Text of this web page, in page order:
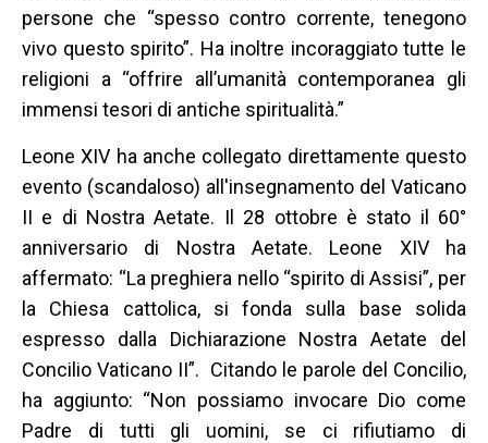
persone che “spesso contro corrente, tenegono
vivo questo spirito”. Ha inoltre incoraggiato tutte le
religioni a “offrire all’umanità contemporanea gli
immensi tesori di antiche spiritualità.”
Leone XIV ha anche collegato direttamente questo
evento (scandaloso) all'insegnamento del Vaticano
II e di Nostra Aetate. Il 28 ottobre è stato il 60°
anniversario di Nostra Aetate. Leone XIV ha
affermato: “La preghiera nello “spirito di Assisi”, per
la Chiesa cattolica, si fonda sulla base solida
espresso dalla Dichiarazione Nostra Aetate del
Concilio Vaticano II”. Citando le parole del Concilio,
ha aggiunto: “Non possiamo invocare Dio come
Padre di tutti gli uomini, se ci rifiutiamo di